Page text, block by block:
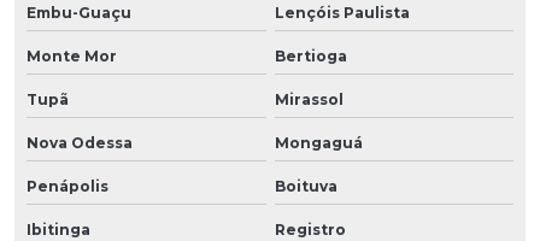
Embu-Guaçu Lençóis Paulista
Monte Mor Bertioga
Tupã Mirassol
Nova Odessa Mongaguá
Penápolis Boituva
Ibitinga Registro